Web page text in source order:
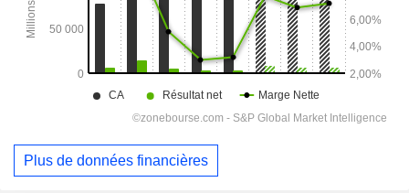
Plus de données financières